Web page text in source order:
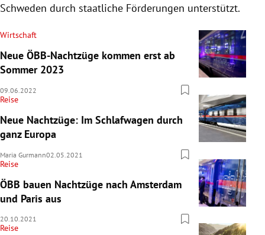
Schweden durch staatliche Förderungen unterstützt.
Wirtschaft
Neue ÖBB-Nachtzüge kommen erst ab
Sommer 2023
09.06.2022
Reise
Neue Nachtzüge: Im Schlafwagen durch
ganz Europa
Maria Gurmann02.05.2021
Reise
ÖBB bauen Nachtzüge nach Amsterdam
und Paris aus
20.10.2021
Reise